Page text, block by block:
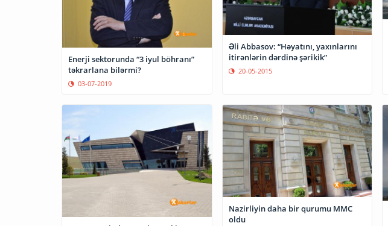
Enerji sektorunda “3 iyul böhranı”
təkrarlana bilərmi?
03-07-2019
Əli Abbasov: “Həyatını, yaxınlarını
itirənlərin dərdinə şərikik”
20-05-2015
Nazirliyin daha bir qurumu MMC
oldu